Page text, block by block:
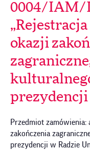
0004/IAM/
okazji
prezydencji
Przedmiot
zakończenia
prezydencji w Radzie